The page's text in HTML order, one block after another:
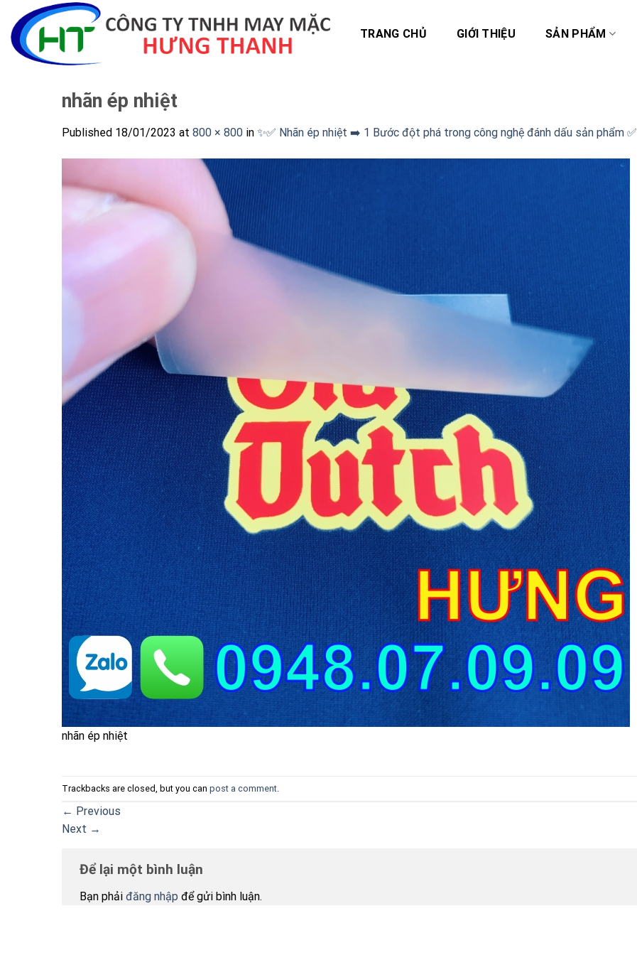
content
TRANG CHỦ GIỚI THIỆU SẢN PHẨM
nhãn ép nhiệt
Published 18/01/2023 at 800 × 800 in ✨✅ Nhãn ép nhiệt ➡️ 1 Bước đột phá trong công nghệ đánh dấu sản phẩm ✅
nhãn ép nhiệt
Trackbacks are closed, but you can post a comment
← Previous
Next →
Để lại một bình luận
Bạn phải đăng nhập để gửi bình luận.